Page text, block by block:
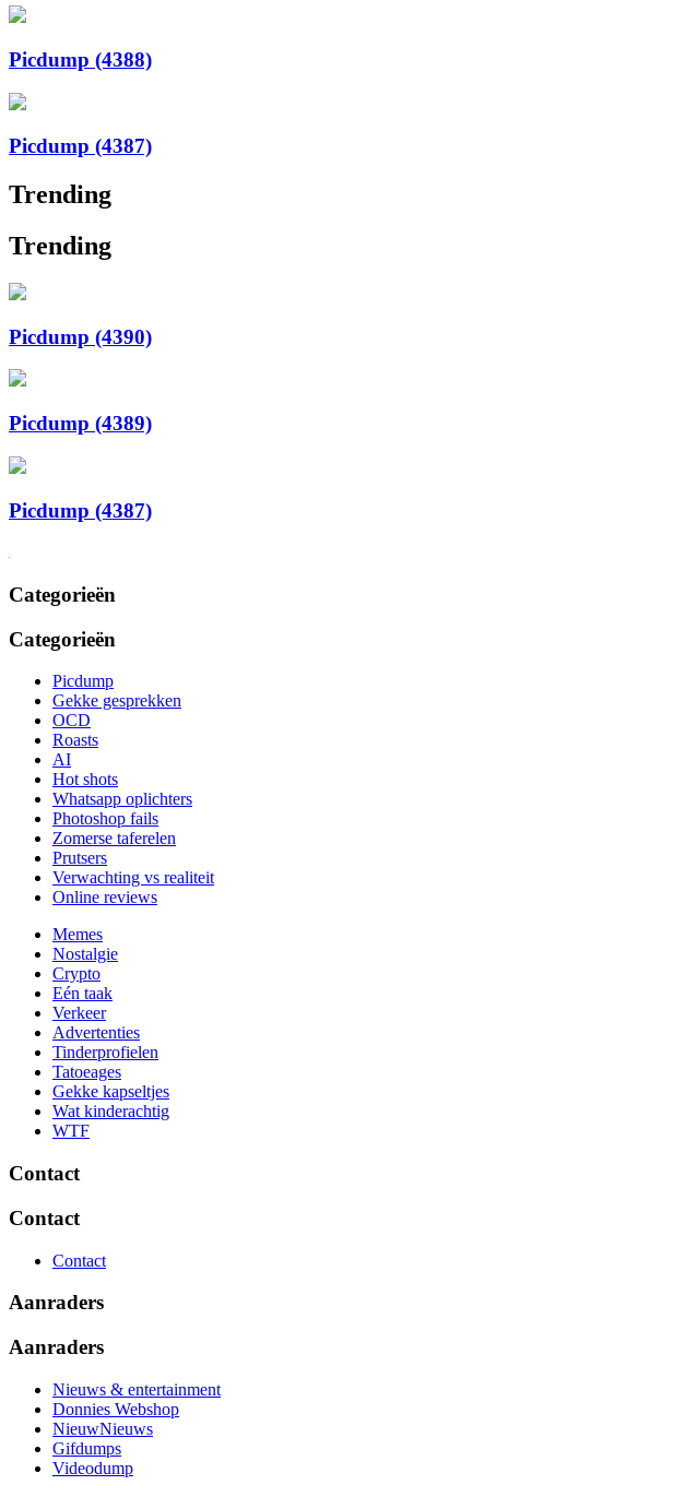
Picdump (4388)
Picdump (4387)
Trending
Trending
Picdump (4390)
Picdump (4389)
Picdump (4387)
Categorieën
Categorieën
Picdump
Gekke gesprekken
OCD
Roasts
AI
Hot shots
Whatsapp oplichters
Photoshop fails
Zomerse taferelen
Prutsers
Verwachting vs realiteit
Online reviews
Memes
Nostalgie
Crypto
Eén taak
Verkeer
Advertenties
Tinderprofielen
Tatoeages
Gekke kapseltjes
Wat kinderachtig
WTF
Contact
Contact
Contact
Aanraders
Aanraders
Nieuws & entertainment
Donnies Webshop
NieuwNieuws
Gifdumps
Videodump